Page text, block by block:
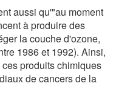
aussi qu'"au moment
à produire des
la couche d'ozone,
1986 et 1992). Ainsi,
produits chimiques
de cancers de la